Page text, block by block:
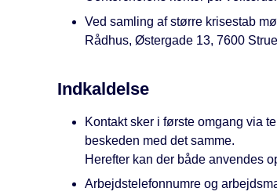
Ved samling af større krisestab
Rådhus, Østergade 13, 7600
Indkaldelse
Kontakt sker i første omgang via
beskeden med det samme.
Herefter kan der både anvendes
Arbejdstelefonnumre og